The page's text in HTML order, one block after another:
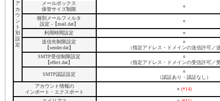
ア
カ
ウ
ン
ト
別
設
定
メールボックス
保管サイズ制限
○
個別メールフィルタ
設定 -【mail.dat】
○
利用時間設定
○
送信先制限設定
【sender.dat】
○
（指定アドレス・ドメインの送信許可／
SMTP受信制限設定
【effect.dat】
○
（指定アドレス・ドメインの受信許可／
SMTP認証設定
○
（認証あり・認証なし）
アカウント情報の
インポート・エクスポート
○ (*14)